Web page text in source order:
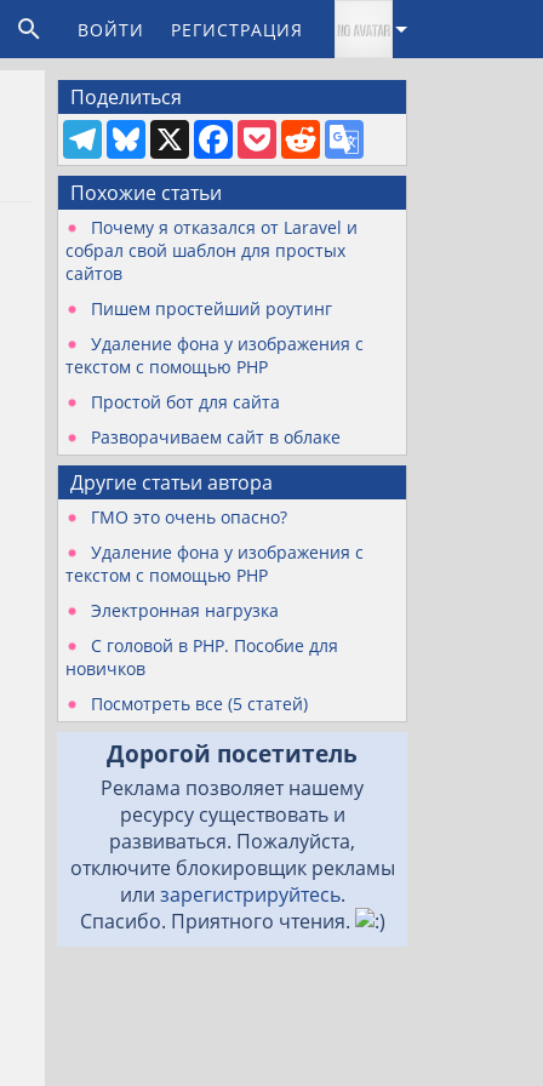
ВОЙТИ РЕГИСТРАЦИЯ
Поделиться
T
e
l
e
g
r
a
m
B
l
u
e
s
k
y
X F
a
c
b
o
o
k
P
o
c
e
t
R
e
d
i
t
o
l
Похожие статьи
Почему я отказался от Laravel и
собрал свой шаблон для простых
сайтов
Пишем простейший роутинг
Удаление фона у изображения с
текстом с помощью PHP
Простой бот для сайта
Разворачиваем сайт в облаке
Другие статьи автора
ГМО это очень опасно?
Удаление фона у изображения с
текстом с помощью PHP
Электронная нагрузка
С головой в PHP. Пособие для
новичков
Посмотреть все (5 статей)
Дорогой посетитель
Реклама позволяет нашему
ресурсу существовать и
развиваться. Пожалуйста,
отключите блокировщик рекламы
или зарегистрируйтесь.
Спасибо. Приятного чтения.